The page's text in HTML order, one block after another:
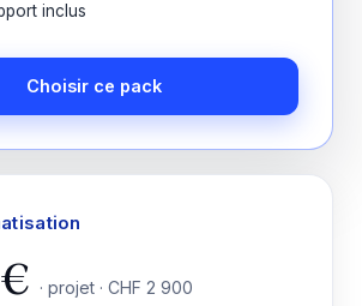
inclus
Choisir ce pack
· projet · CHF 2 900